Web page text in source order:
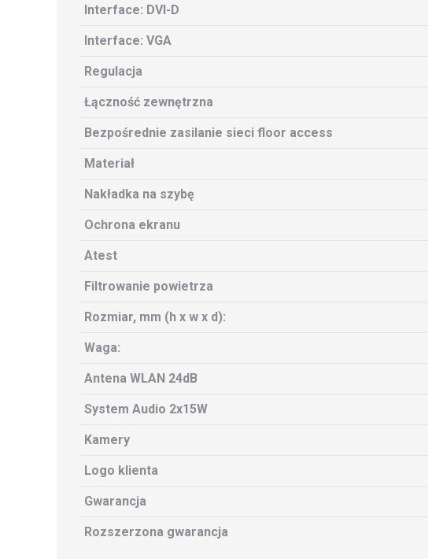
Interface: DVI-D
Interface: VGA
Regulacja
Łączność zewnętrzna
Bezpośrednie zasilanie sieci floor access
Materiał
Nakładka na szybę
Ochrona ekranu
Atest
Filtrowanie powietrza
Rozmiar, mm (h x w x d):
Waga:
Antena WLAN 24dB
System Audio 2x15W
Kamery
Logo klienta
Gwarancja
Rozszerzona gwarancja